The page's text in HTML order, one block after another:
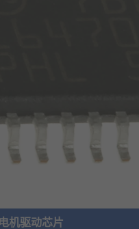
机驱动芯片